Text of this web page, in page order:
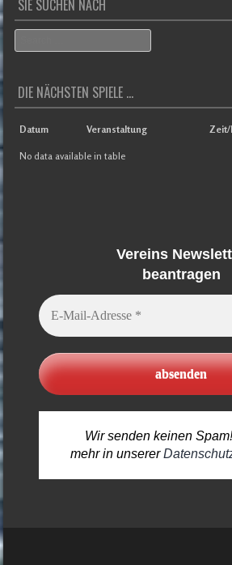
SIE SUCHEN NACH
DIE NÄCHSTEN SPIELE ...
Datum Veranstaltung Zeit/
No data available in table
Vereins
beantragen
Wir senden keinen
mehr in unserer